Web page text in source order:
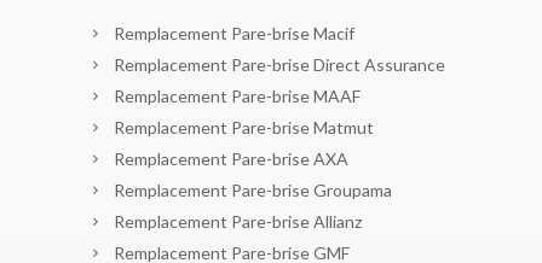
Remplacement Pare-brise Macif
Remplacement Pare-brise Direct Assurance
Remplacement Pare-brise MAAF
Remplacement Pare-brise Matmut
Remplacement Pare-brise AXA
Remplacement Pare-brise Groupama
Remplacement Pare-brise Allianz
Remplacement Pare-brise GMF